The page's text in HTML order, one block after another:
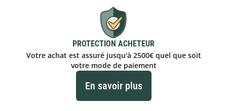
PROTECTION ACHETEUR
Votre achat est assuré jusqu'à 2500€ quel que soit
votre mode de paiement
En savoir plus